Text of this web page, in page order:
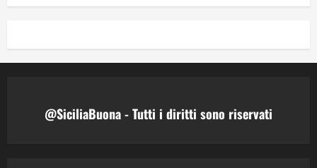
@SiciliaBuona - Tutti i diritti sono riservati